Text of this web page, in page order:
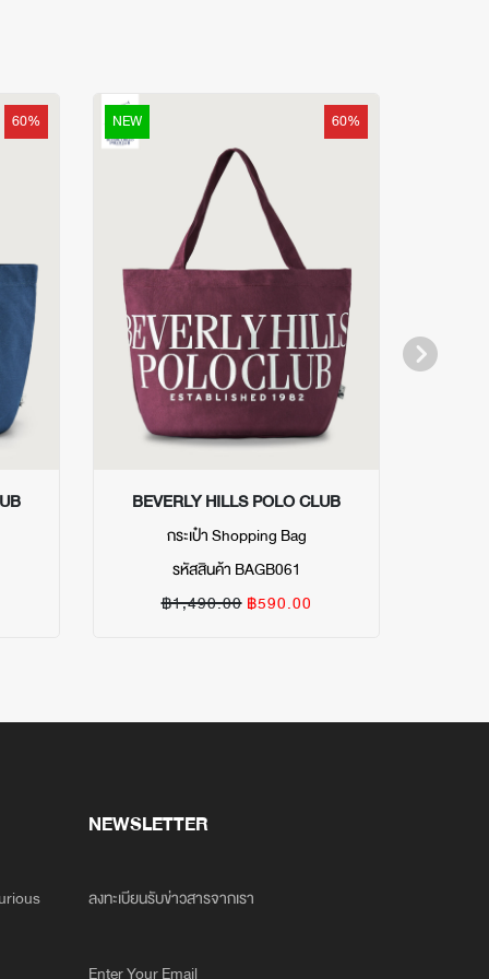
ช้งานสะดวก แมทซ์ง่ายทุกลุค
and-return
60% NEW 60%
BEVERLY HILLS POLO CLUB
กระเป๋า Shopping Bag
รหัสสินค้า BAGB061
฿1,490.00 ฿590.00
NEWSLETTER
ลงทะเบียนรับข่าวสารจากเรา